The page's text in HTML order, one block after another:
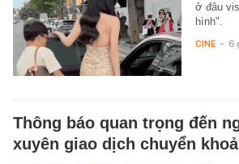
ở đâu
hình".
CINE - 6
Thông báo quan trọng đến
xuyên giao dịch chuyển